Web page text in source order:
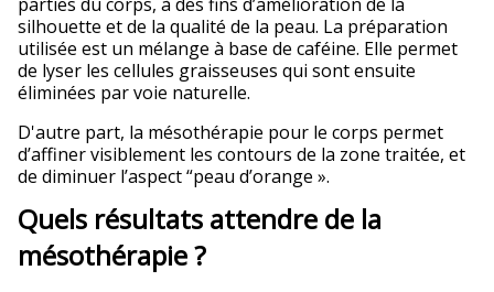
silhouette et de la qualité de la peau. La préparation
utilisée est un mélange à base de caféine. Elle permet
de lyser les cellules graisseuses qui sont ensuite
éliminées par voie naturelle.
D'autre part, la mésothérapie pour le corps permet
d’affiner visiblement les contours de la zone traitée, et
de diminuer l’aspect “peau d’orange ».
Quels résultats attendre de la
mésothérapie ?